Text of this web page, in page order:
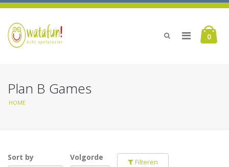
0
Plan B Games
HOME
Sort by Volgorde
Filteren